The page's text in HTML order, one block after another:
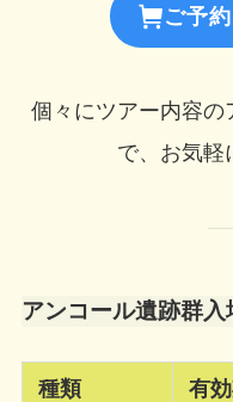
ご予
個々にツアー内容
で、お気軽
アンコール遺跡群入
種類 有